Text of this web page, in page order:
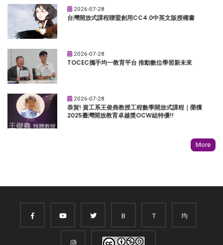
2026-07-28
台灣開放式課程聯盟創用CC4.0中英文版授權書
2026-07-28
TOCEC攜手均一教育平台 推動數位學習新未來
2026-07-28
恭賀! 資工系王俊堯教授工程數學開放式課程｜榮獲
2025臺灣開放教育卓越獎OCW組特優!!
More
B T 均